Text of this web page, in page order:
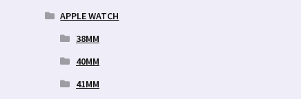
APPLE WATCH
38MM
40MM
41MM